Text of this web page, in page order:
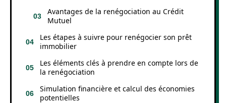
Avantages de la renégociation au Crédit
Mutuel
Les étapes à suivre pour renégocier son prêt
immobilier
Les éléments clés à prendre en compte lors de
la renégociation
Simulation financière et calcul des économies
potentielles